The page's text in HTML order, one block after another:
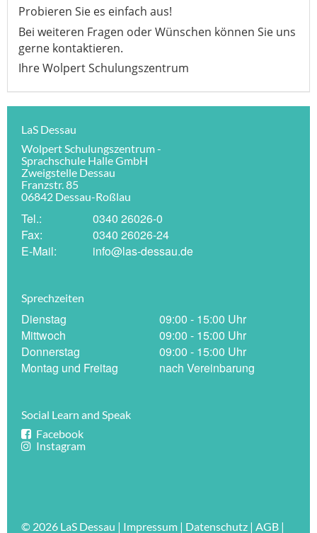
Probieren Sie es einfach aus!
Bei weiteren Fragen oder Wünschen können Sie uns
gerne kontaktieren.
Ihre Wolpert Schulungszentrum
LaS Dessau
Wolpert Schulungszentrum -
Sprachschule Halle GmbH
Zweigstelle Dessau
Franzstr. 85
06842 Dessau-Roßlau
Tel.:
0340 26026-0
Fax:
0340 26026-24
E-Mail:
info@las-dessau.de
Sprechzeiten
Dienstag
09:00 - 15:00 Uhr
Mittwoch
09:00 - 15:00 Uhr
Donnerstag
09:00 - 15:00 Uhr
Montag und Freitag
nach Vereinbarung
Social Learn and Speak
Facebook
Instagram
© 2026 LaS Dessau | Impressum | Datenschutz | AGB |